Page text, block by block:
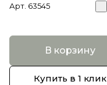
Арт. 63545
В корзину
Купить в 1 клик